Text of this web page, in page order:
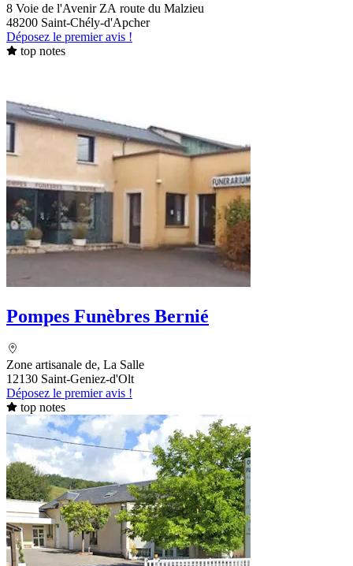
8 Voie de l'Avenir ZA route du Malzieu
48200 Saint-Chély-d'Apcher
Déposez le premier avis !
top notes
Pompes Funèbres Bernié
Zone artisanale de, La Salle
12130 Saint-Geniez-d'Olt
Déposez le premier avis !
top notes